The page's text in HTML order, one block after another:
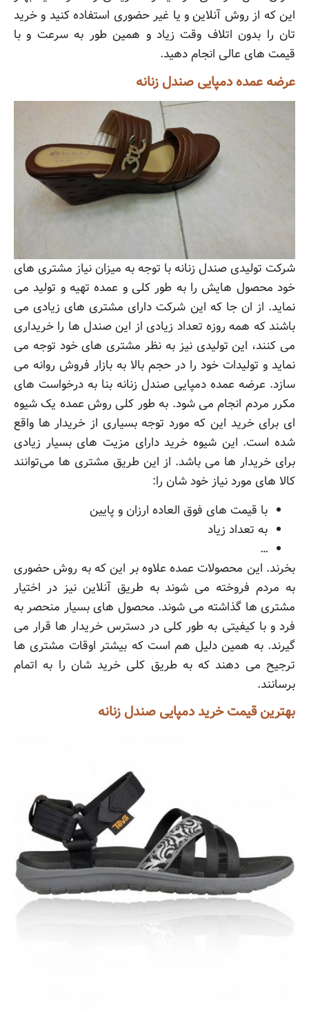
این که از روش آنلاین و یا غیر حضوری استفاده کنید و خرید
تان را بدون اتلاف وقت زیاد و همین طور به سرعت و با
قیمت های عالی انجام دهید.
عرضه عمده دمپایی صندل زنانه
شرکت تولیدی صندل زنانه با توجه به میزان نیاز مشتری های
خود محصول هایش را به طور کلی و عمده تهیه و تولید می
نماید. از ان جا که این شرکت دارای مشتری های زیادی می
باشند که همه روزه تعداد زیادی از این صندل ها را خریداری
می کنند، این تولیدی نیز به نظر مشتری های خود توجه می
نماید و تولیدات خود را در حجم بالا به بازار فروش روانه می
سازد. عرضه عمده دمپایی صندل زنانه بنا به درخواست های
مکرر مردم انجام می شود. به طور کلی روش عمده یک شیوه
ای برای خرید این که مورد توجه بسیاری از خریدار ها واقع
شده است. این شیوه خرید دارای مزیت های بسیار زیادی
برای خریدار ها می باشد. از این طریق مشتری ها می‌توانند
کالا های مورد نیاز خود شان را:
با قیمت های فوق العاده ارزان و پایین
به تعداد زیاد
…
بخرند. این محصولات عمده علاوه بر این که به روش حضوری
به مردم فروخته می شوند به طریق آنلاین نیز در اختیار
مشتری ها گذاشته می شوند. محصول های بسیار منحصر به
فرد و با کیفیتی به طور کلی در دسترس خریدار ها قرار می
گیرند. به همین دلیل هم است که بیشتر اوقات مشتری ها
ترجیح می دهند که به طریق کلی خرید شان را به اتمام
برسانند.
بهترین قیمت خرید دمپایی صندل زنانه